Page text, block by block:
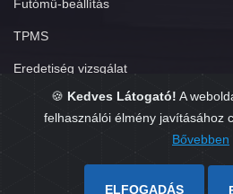
🍪 Kedves Látogató! A
felhasználói élmény javításához
Bővebben
ELFOGADÁS
Futómű-beállítás
TPMS
Eredetiség vizsgálat